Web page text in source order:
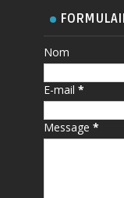
Nom
E-mail*
Message*